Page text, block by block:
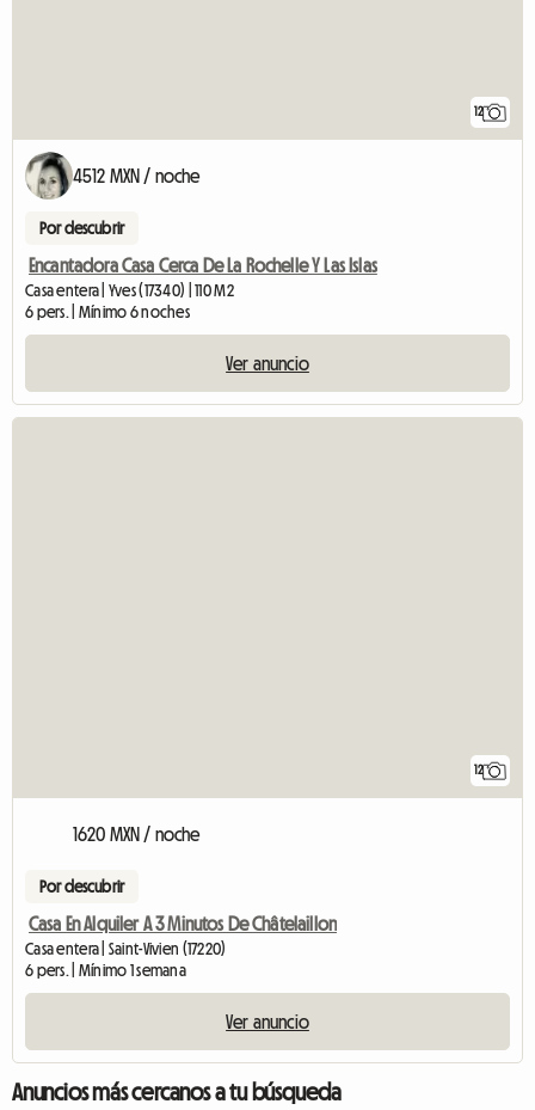
12
4512 MXN / noche
Por descubrir
Encantadora Casa Cerca De La Rochelle Y Las Islas
Casa entera | Yves (17340) | 110 M2
6 pers. | Mínimo 6 noches
Ver anuncio
12
1620 MXN / noche
Por descubrir
Casa En Alquiler A 3 Minutos De Châtelaillon
Casa entera | Saint-Vivien (17220)
6 pers. | Mínimo 1 semana
Ver anuncio
Anuncios más cercanos a tu búsqueda